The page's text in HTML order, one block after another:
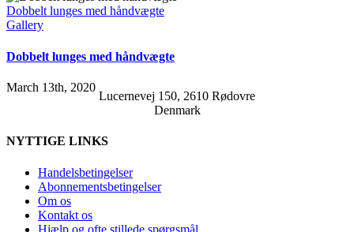
Dobbelt lunges med håndvægte
Gallery
Dobbelt lunges med håndvægte
March 13th, 2020
Lucernevej 150, 2610 Rødovre
Denmark
NYTTIGE LINKS
Handelsbetingelser
Abonnementsbetingelser
Om os
Kontakt os
Hjælp og ofte stillede spørgsmål